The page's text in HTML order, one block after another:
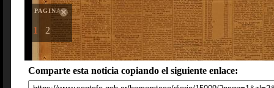
PAGINAS
1 2
Comparte esta noticia copiando el siguiente enlace: